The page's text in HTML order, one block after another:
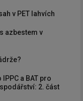
v PET lahvích
azbestem v
a BAT pro
2. část